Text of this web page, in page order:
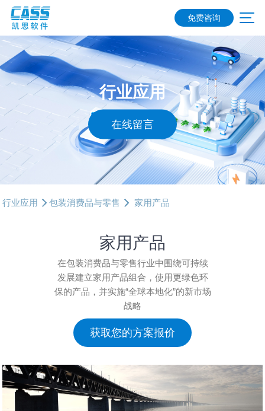
免费咨询
行业应用
在线留言
行业应用 包装消费品与零售 家用产品
家用产品
在包装消费品与零售行业中围绕可持续
发展建立家用产品组合，使用更绿色环
保的产品，并实施“全球本地化”的新市场
战略
获取您的方案报价